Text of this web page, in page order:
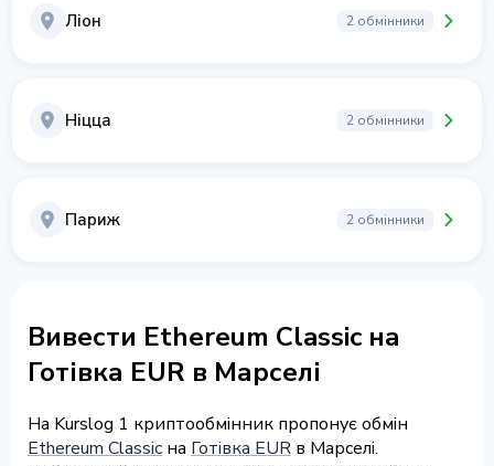
Ліон 2 обмінники
Ніцца 2 обмінники
Париж 2 обмінники
Вивести Ethereum Classic на
Готівка EUR в Марселі
На Kurslog 1 криптообмінник пропонує обмін
Ethereum Classic на Готівка EUR в Марселі.